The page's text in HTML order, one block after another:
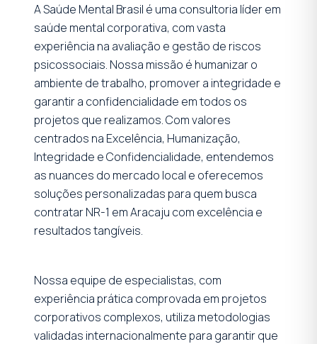
A Saúde Mental Brasil é uma consultoria líder em
saúde mental corporativa, com vasta
experiência na avaliação e gestão de riscos
psicossociais. Nossa missão é humanizar o
ambiente de trabalho, promover a integridade e
garantir a confidencialidade em todos os
projetos que realizamos. Com valores
centrados na Excelência, Humanização,
Integridade e Confidencialidade, entendemos
as nuances do mercado local e oferecemos
soluções personalizadas para quem busca
contratar NR-1 em Aracaju com excelência e
resultados tangíveis.
Nossa equipe de especialistas, com
experiência prática comprovada em projetos
corporativos complexos, utiliza metodologias
validadas internacionalmente para garantir que